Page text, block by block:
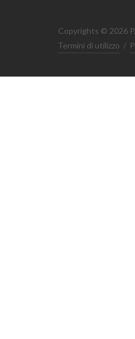
Copyrights © 2026
Termini di utilizzo /